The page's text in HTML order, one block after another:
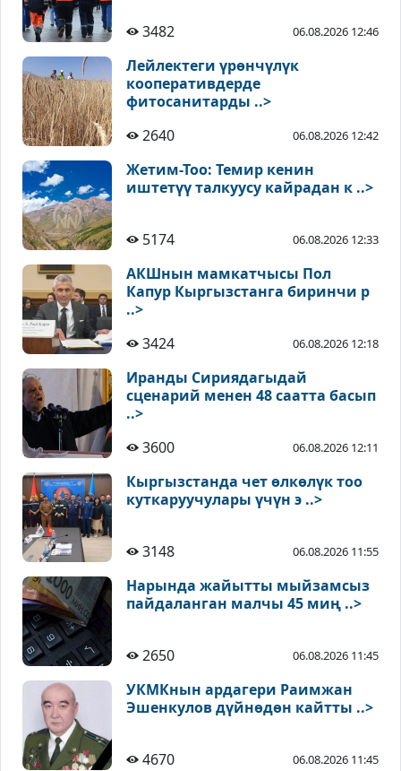
3482 06.08.2026 12:46
Лейлектеги үрөнчүлүк
кооперативдерде
фитосанитарды ..>
2640
06.08.2026 12:42
Жетим-Тоо: Темир кенин
иштетүү талкуусу кайрадан к ..>
5174 06.08.2026 12:33
АКШнын мамкатчысы Пол
Капур Кыргызстанга биринчи р
..>
3424
06.08.2026 12:18
Иранды Сириядагыдай
сценарий менен 48 саатта басып
..>
3600
06.08.2026 12:11
Кыргызстанда чет өлкөлүк тоо
куткаруучулары үчүн э ..>
3148 06.08.2026 11:55
Нарында жайытты мыйзамсыз
пайдаланган малчы 45 миң ..>
2650 06.08.2026 11:45
УКМКнын ардагери Раимжан
Эшенкулов дүйнөдөн кайтты ..>
4670 06.08.2026 11:45